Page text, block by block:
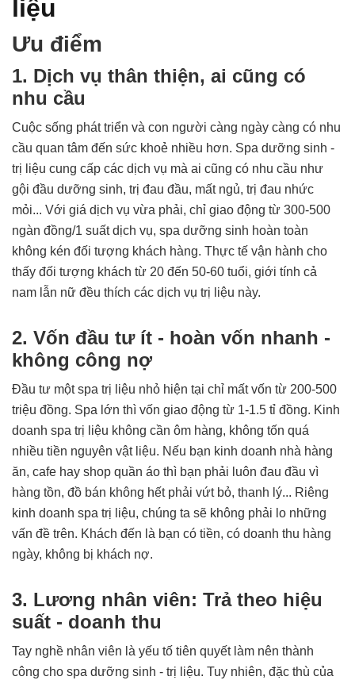
liệu
Ưu điểm
1. Dịch vụ thân thiện, ai cũng có
nhu cầu
Cuộc sống phát triển và con người càng ngày càng có nhu
cầu quan tâm đến sức khoẻ nhiều hơn. Spa dưỡng sinh -
trị liệu cung cấp các dịch vụ mà ai cũng có nhu cầu như
gội đầu dưỡng sinh, trị đau đầu, mất ngủ, trị đau nhức
mỏi... Với giá dịch vụ vừa phải, chỉ giao động từ 300-500
ngàn đồng/1 suất dịch vụ, spa dưỡng sinh hoàn toàn
không kén đối tượng khách hàng. Thực tế vận hành cho
thấy đối tượng khách từ 20 đến 50-60 tuổi, giới tính cả
nam lẫn nữ đều thích các dịch vụ trị liệu này.
2. Vốn đầu tư ít - hoàn vốn nhanh -
không công nợ
Đầu tư một spa trị liệu nhỏ hiện tại chỉ mất vốn từ 200-500
triệu đồng. Spa lớn thì vốn giao động từ 1-1.5 tỉ đồng. Kinh
doanh spa trị liệu không cần ôm hàng, không tốn quá
nhiều tiền nguyên vật liệu. Nếu bạn kinh doanh nhà hàng
ăn, cafe hay shop quần áo thì bạn phải luôn đau đầu vì
hàng tồn, đồ bán không hết phải vứt bỏ, thanh lý... Riêng
kinh doanh spa trị liệu, chúng ta sẽ không phải lo những
vấn đề trên. Khách đến là bạn có tiền, có doanh thu hàng
ngày, không bị khách nợ.
3. Lương nhân viên: Trả theo hiệu
suất - doanh thu
Tay nghề nhân viên là yếu tố tiên quyết làm nên thành
công cho spa dưỡng sinh - trị liệu. Tuy nhiên, đặc thù của